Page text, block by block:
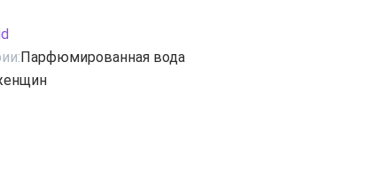
идеален, что, кажется - сами
с сильным волевым характером, держащим
даже свои эмоции, которые умеют
Парфюмированная вода